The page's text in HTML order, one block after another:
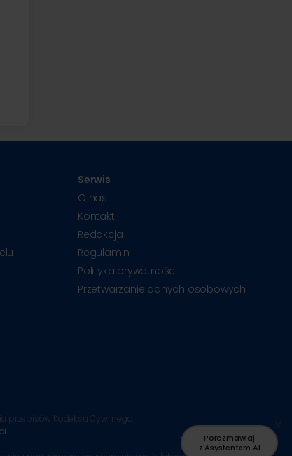
Serwis
O nas
Kontakt
Redakcja
Regulamin
Polityka prywatności
Przetwarzanie danych osobowych
przepisów Kodeksu Cywilnego.
Porozmawiaj
z Asystentem AI